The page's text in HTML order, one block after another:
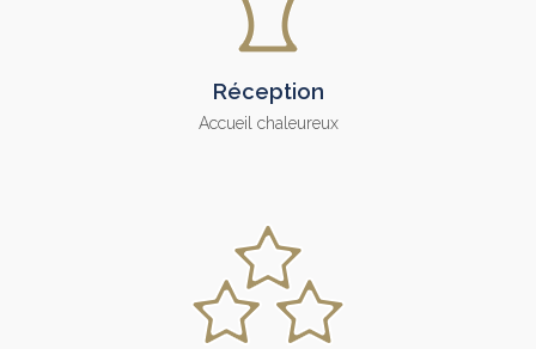
Réception
Accueil chaleureux